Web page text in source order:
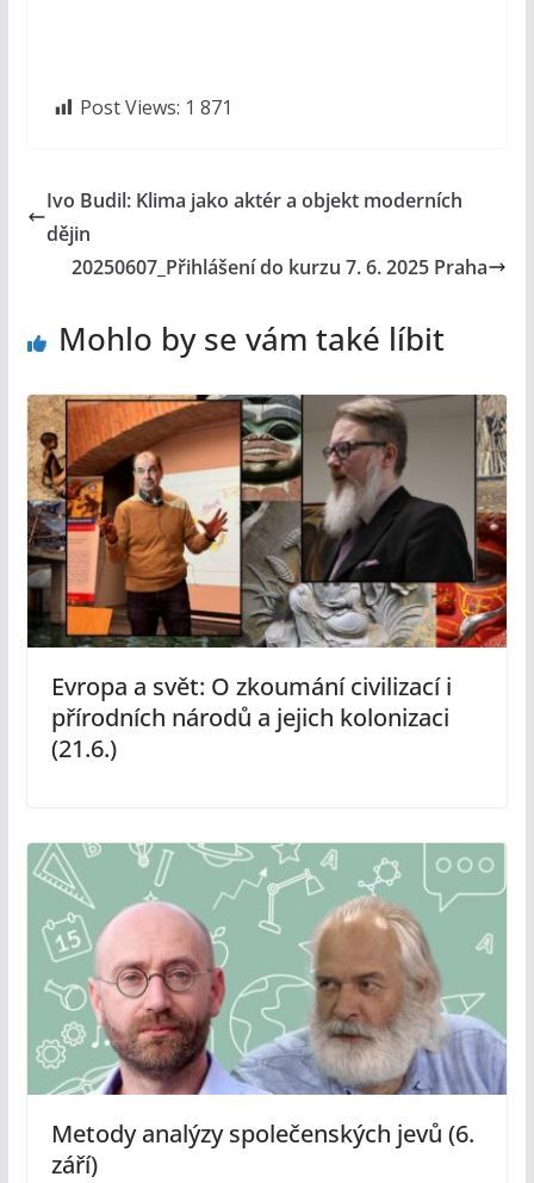
Post Views: 1 871
Ivo Budil: Klima jako aktér a objekt moderních
dějin
20250607_Přihlášení do kurzu 7. 6. 2025 Praha
Mohlo by se vám také líbit
Evropa a svět: O zkoumání civilizací i
přírodních národů a jejich kolonizaci
(21.6.)
Metody analýzy společenských jevů (6.
září)